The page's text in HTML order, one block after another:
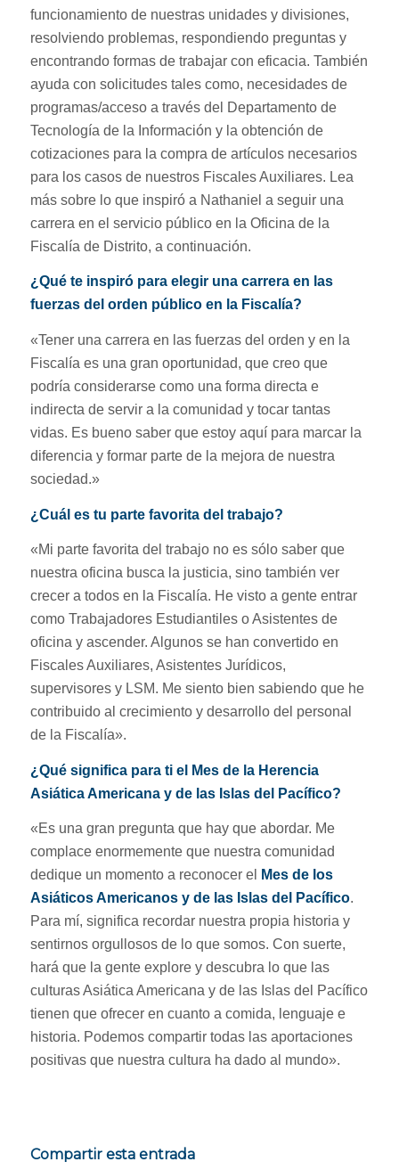
funcionamiento de nuestras unidades y divisiones,
resolviendo problemas, respondiendo preguntas y
encontrando formas de trabajar con eficacia. También
ayuda con solicitudes tales como, necesidades de
programas/acceso a través del Departamento de
Tecnología de la Información y la obtención de
cotizaciones para la compra de artículos necesarios
para los casos de nuestros Fiscales Auxiliares. Lea
más sobre lo que inspiró a Nathaniel a seguir una
carrera en el servicio público en la Oficina de la
Fiscalía de Distrito, a continuación.
¿Qué te inspiró para elegir una carrera en las
fuerzas del orden público en la Fiscalía?
«Tener una carrera en las fuerzas del orden y en la
Fiscalía es una gran oportunidad, que creo que
podría considerarse como una forma directa e
indirecta de servir a la comunidad y tocar tantas
vidas. Es bueno saber que estoy aquí para marcar la
diferencia y formar parte de la mejora de nuestra
sociedad.»
¿Cuál es tu parte favorita del trabajo?
«Mi parte favorita del trabajo no es sólo saber que
nuestra oficina busca la justicia, sino también ver
crecer a todos en la Fiscalía. He visto a gente entrar
como Trabajadores Estudiantiles o Asistentes de
oficina y ascender. Algunos se han convertido en
Fiscales Auxiliares, Asistentes Jurídicos,
supervisores y LSM. Me siento bien sabiendo que he
contribuido al crecimiento y desarrollo del personal
de la Fiscalía».
¿Qué significa para ti el Mes de la Herencia
Asiática Americana y de las Islas del Pacífico?
«Es una gran pregunta que hay que abordar. Me
complace enormemente que nuestra comunidad
dedique un momento a reconocer el
Mes de los
Asiáticos Americanos y de las Islas del Pacífico.
Para mí, significa recordar nuestra propia historia y
sentirnos orgullosos de lo que somos. Con suerte,
hará que la gente explore y descubra lo que las
culturas Asiática Americana y de las Islas del Pacífico
tienen que ofrecer en cuanto a comida, lenguaje e
historia. Podemos compartir todas las aportaciones
positivas que nuestra cultura ha dado al mundo».
Compartir esta entrada